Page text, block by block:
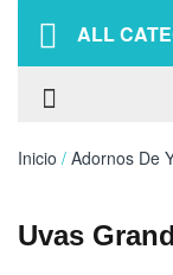
ALL
Inicio / Adornos De
Uvas